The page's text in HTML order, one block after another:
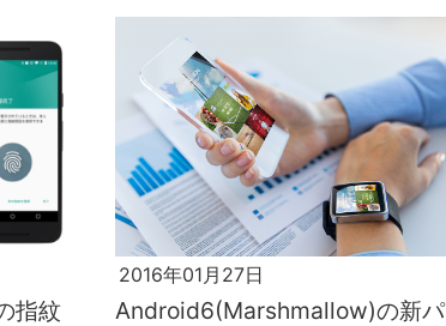
指紋
2016年01月27日
Android6(Marshmallow)の新パ